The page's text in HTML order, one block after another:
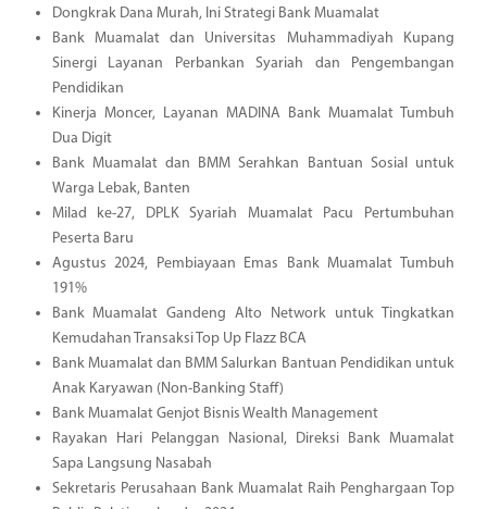
Dongkrak Dana Murah, Ini Strategi Bank Muamalat
Bank Muamalat dan Universitas Muhammadiyah Kupang
Sinergi Layanan Perbankan Syariah dan Pengembangan
Pendidikan
Kinerja Moncer, Layanan MADINA Bank Muamalat Tumbuh
Dua Digit
Bank Muamalat dan BMM Serahkan Bantuan Sosial untuk
Warga Lebak, Banten
Milad ke-27, DPLK Syariah Muamalat Pacu Pertumbuhan
Peserta Baru
Agustus 2024, Pembiayaan Emas Bank Muamalat Tumbuh
191%
Bank Muamalat Gandeng Alto Network untuk Tingkatkan
Kemudahan Transaksi Top Up Flazz BCA
Bank Muamalat dan BMM Salurkan Bantuan Pendidikan untuk
Anak Karyawan (Non-Banking Staff)
Bank Muamalat Genjot Bisnis Wealth Management
Rayakan Hari Pelanggan Nasional, Direksi Bank Muamalat
Sapa Langsung Nasabah
Sekretaris Perusahaan Bank Muamalat Raih Penghargaan Top